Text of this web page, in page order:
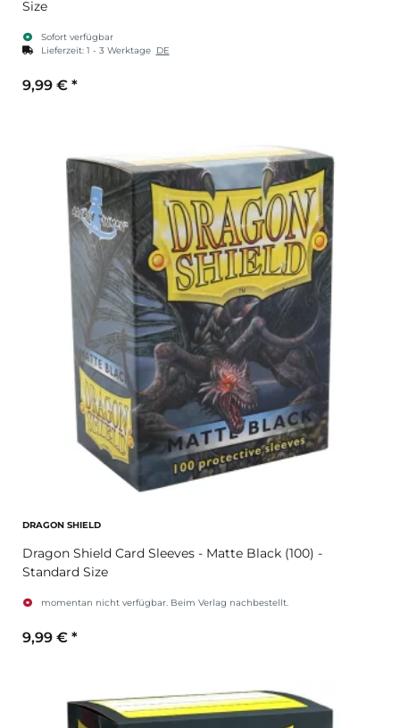
Size
Sofort verfügbar
Lieferzeit: 1 - 3 Werktage DE
9,99 € *
DRAGON SHIELD
Dragon Shield Card Sleeves - Matte Black (100) -
Standard Size
momentan nicht verfügbar. Beim Verlag nachbestellt.
9,99 € *